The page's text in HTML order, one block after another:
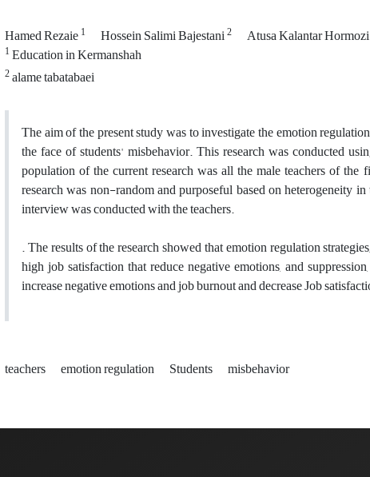
Hamed Rezaie1 Hossein Salimi Bajestani2 Atusa Kalantar Hormozi
1Education in Kermanshah
2alame tabatabaei
The aim of the present study was to investigate the emotion
the face of students' misbehavior.This research was conducted
population of the current research was all the male teachers of
research was non-random and purposeful based on heterogeneity
interview was conducted with the teachers.
. The results of the research showed that emotion regulation
high job satisfaction that reduce negative emotions, and
increase negative emotions and job burnout and decrease Job
teachers emotion regulation Students
misbehavior